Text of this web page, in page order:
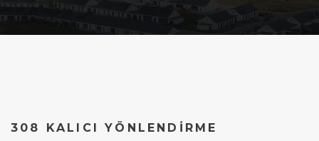
308 KALICI YÖNLENDIRME